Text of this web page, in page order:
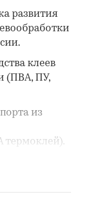
развития
клеев
(ПВА, ПУ,
из
термоклей).
на рынке
(ПВА,